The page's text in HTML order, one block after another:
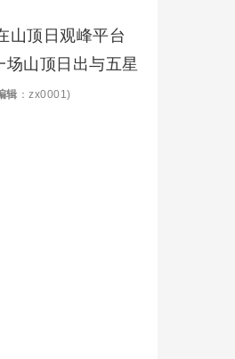
山顶日观峰平台
山顶日出与五星
辑 ：zx0001)